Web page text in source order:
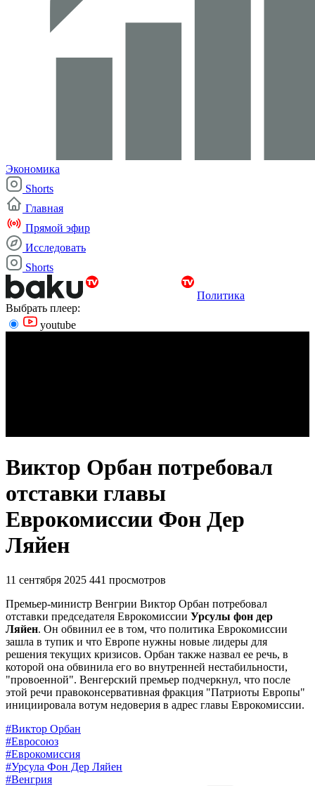
Экономика
Shorts
Главная
Прямой эфир
Исследовать
Shorts
Политика
Выбрать плеер:
youtube
Виктор Орбан потребовал
отставки главы
Еврокомиссии Фон Дер
Ляйен
11 сентября 2025 441 просмотров
Премьер-министр Венгрии Виктор Орбан потребовал
отставки председателя Еврокомиссии Урсулы фон дер
Ляйен. Он обвинил ее в том, что политика Еврокомиссии
зашла в тупик и что Европе нужны новые лидеры для
решения текущих кризисов. Орбан также назвал ее речь, в
которой она обвинила его во внутренней нестабильности,
"провоенной". Венгерский премьер подчеркнул, что после
этой речи правоконсервативная фракция "Патриоты Европы"
инициировала вотум недоверия в адрес главы Еврокомиссии.
#Виктор Орбан
#Евросоюз
#Еврокомиссия
#Урсула Фон Дер Ляйен
#Венгрия